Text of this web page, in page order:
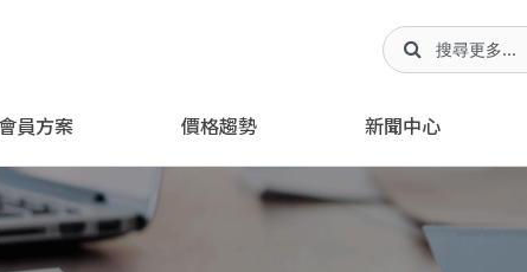
會員方案 價格趨勢 新聞中心